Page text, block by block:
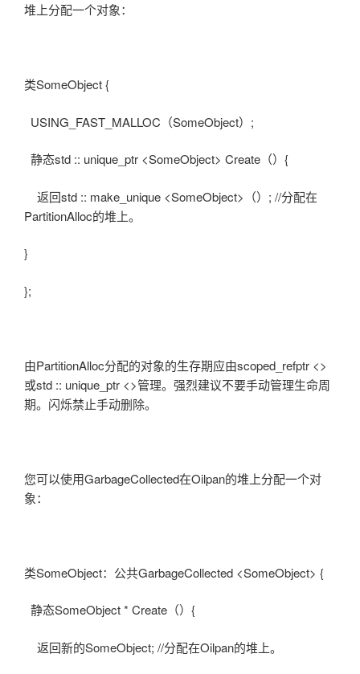
堆上分配一个对象：
类SomeObject {
USING_FAST_MALLOC（SomeObject）;
静态std :: unique_ptr <SomeObject> Create（）{
返回std :: make_unique <SomeObject>（）; //分配在
PartitionAlloc的堆上。
}
};
由PartitionAlloc分配的对象的生存期应由scoped_refptr <>
或std :: unique_ptr <>管理。强烈建议不要手动管理生命周
期。 闪烁禁止手动删除。
您可以使用GarbageCollected在Oilpan的堆上分配一个对
象：
类SomeObject：公共GarbageCollected <SomeObject> {
静态SomeObject * Create（）{
返回新的SomeObject; //分配在Oilpan的堆上。